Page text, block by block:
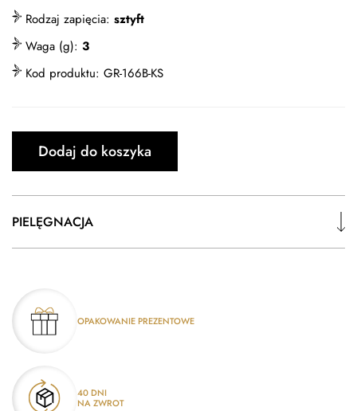
Rodzaj zapięcia: sztyft
Waga (g): 3
Kod produktu: GR-166B-KS
Dodaj do koszyka
PIELĘGNACJA
OPAKOWANIE PREZENTOWE
40 DNI
NA ZWROT